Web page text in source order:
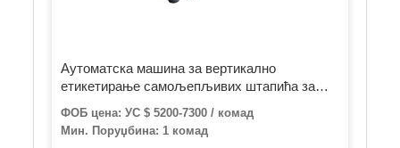
Аутоматска машина за вертикално
етикетирање самољепљивих штапића за
боце за кућне љубимце
ФОБ цена: УС $ 5200-7300 / комад
Мин. Поруџбина: 1 комад